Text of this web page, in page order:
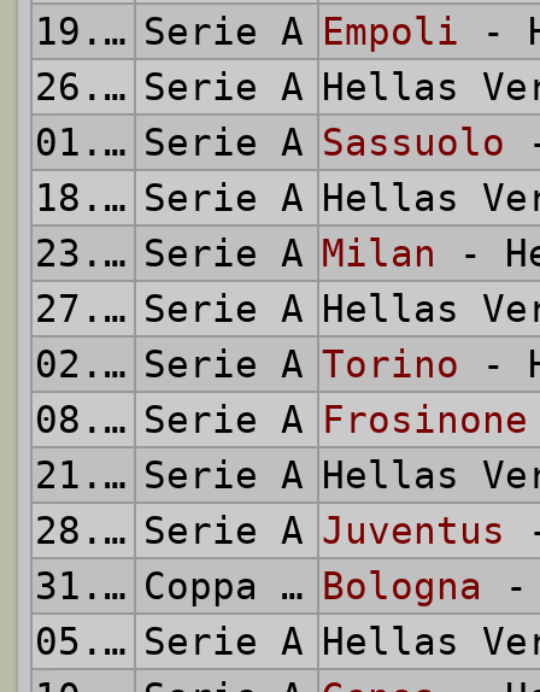
19.08.2023 Serie A Empoli -
26.08.2023 Serie A Hellas
01.09.2023 Serie A Sassuolo
18.09.2023 Serie A Hellas
23.09.2023 Serie A Milan -
27.09.2023 Serie A Hellas
02.10.2023 Serie A Torino -
08.10.2023 Serie A Frosinone
21.10.2023 Serie A Hellas
28.10.2023 Serie A Juventus
31.10.2023
Coppa Italia Bologna -
05.11.2023 Serie A Hellas